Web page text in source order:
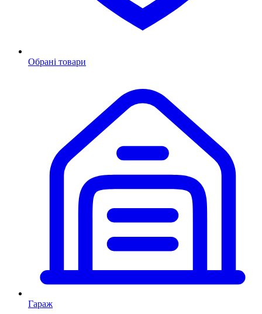
Обрані товари
Гараж